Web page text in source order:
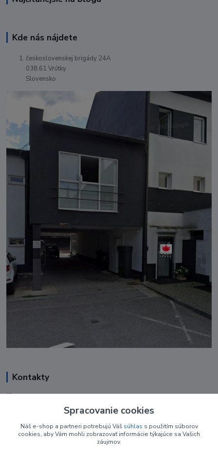
Kde nás nájdete
československej brigády 24A
038 61 Vrútky
Slovensko
Kontakty
+421 948 050 205
nechtovyobchodik@gmail.com
Spracovanie cookies
Náš e-shop a partneri potrebujú Váš súhlas s použitím súborov
cookies, aby Vám mohli zobrazovať informácie týkajúce sa Vašich
záujmov.